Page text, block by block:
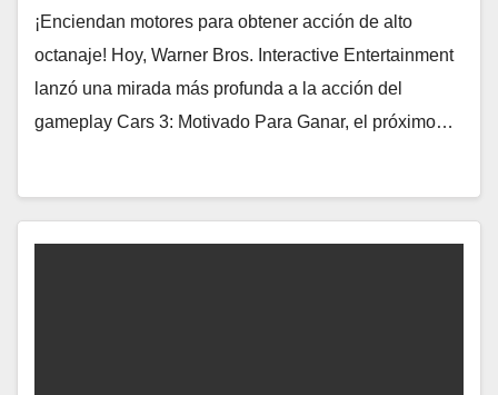
¡Enciendan motores para obtener acción de alto
octanaje! Hoy, Warner Bros. Interactive Entertainment
lanzó una mirada más profunda a la acción del
gameplay Cars 3: Motivado Para Ganar, el próximo…